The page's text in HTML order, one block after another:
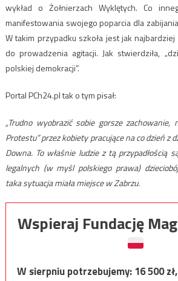
wykład o Żołnierzach Wyklętych. Co
manifestowania swojego poparcia dla
W takim przypadku szkoła jest jak
do prowadzenia agitacji. Jak stwierdziła,
polskiej demokracji”.
Portal PCh24.pl tak o tym pisał:
„Trudno wyobrazić sobie gorsze zachowanie,
Protestu” przez kobiety pracujące na co dzień z
Downa. To właśnie ludzie z tą przypadłością
legalnych (w myśl polskiego prawa)
taka sytuacja miała miejsce w Zabrzu.
Wspieraj Fundację
W sierpniu potrzebujemy:16 500